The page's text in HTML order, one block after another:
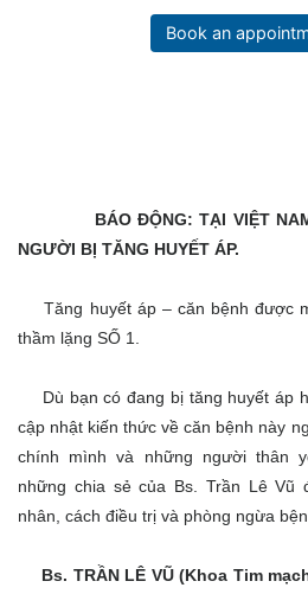
Book an
BÁO ĐỘNG: TẠI VIỆT
NGƯỜI BỊ TĂNG HUYẾT ÁP.
Tăng huyết áp – căn bệnh được
thầm lặng SỐ 1.
Dù bạn có đang bị tăng huyết áp
cập nhật kiến thức về căn bệnh này
chính mình và những người thân
những chia sẻ của Bs. Trần Lê Vũ
nhân, cách điều trị và phòng ngừa
Bs. TRẦN LÊ VŨ (Khoa Tim